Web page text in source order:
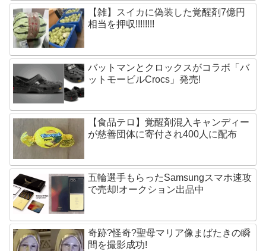
【雑】スイカに偽装した覚醒剤7億円
相当を押収!!!!!!!!
バットマンとクロックスがコラボ「バ
ットモービルCrocs」発売!
【食品テロ】覚醒剤混入キャンディー
が慈善団体に寄付され400人に配布
五輪選手もらったSamsungスマホ速攻
で売却!オークション出品中
奇跡?怪奇?聖母マリア像まばたきの瞬
間を撮影成功!